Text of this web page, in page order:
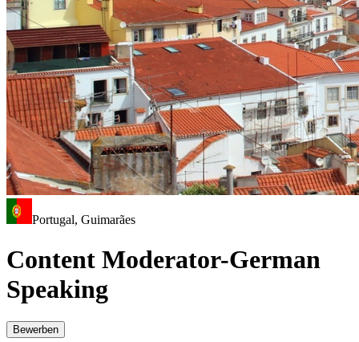
Portugal, Guimarães
Content Moderator-German
Speaking
Bewerben